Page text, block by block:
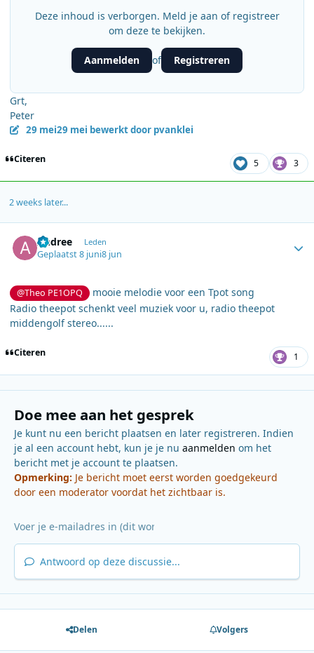
Deze inhoud is verborgen. Meld je aan of registreer
om deze te bekijken.
Aanmelden of Registreren
Grt,
Peter
29 mei29 mei bewerkt door pvanklei
Citeren 5 3
2 weeks later...
Andree Leden
Geplaatst8 juni8 jun
@Theo PE1OPQ
mooie melodie voor een Tpot song
Radio theepot schenkt veel muziek voor u, radio theepot
middengolf stereo......
Citeren 1
Doe mee aan het gesprek
Je kunt nu een bericht plaatsen en later registreren. Indien
je al een account hebt, kun je je nu aanmelden om het
bericht met je account te plaatsen.
Opmerking: Je bericht moet eerst worden goedgekeurd
door een moderator voordat het zichtbaar is.
Antwoord op deze discussie...
Delen Volgers